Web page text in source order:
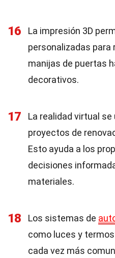
16
La impresión 3D
personalizadas para
manijas de puertas
decorativos.
17
La realidad virtual
proyectos de
Esto ayuda a los
decisiones
materiales.
18 Los sistemas de
como luces y
cada vez más